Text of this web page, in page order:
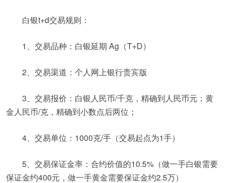
白银t+d交易规则：
1、交易品种：白银延期 Ag（T+D）
2、交易渠道：个人网上银行贵宾版
3、交易报价：白银人民币/千克，精确到人民币元；黄
金人民币/克，精确到小数点后两位；
4、交易单位：1000克/手（交易起点为1手）
5、交易保证金率：合约价值的10.5%（做一手白银需要
保证金约400元，做一手黄金需要保证金约2.5万）